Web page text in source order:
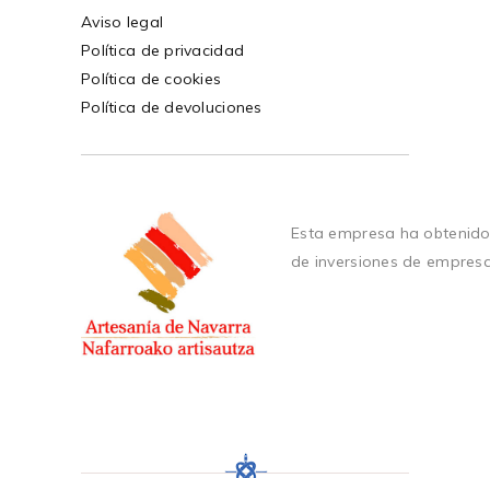
Aviso legal
Política de privacidad
Política de cookies
Política de devoluciones
Esta empresa ha
de inversiones de